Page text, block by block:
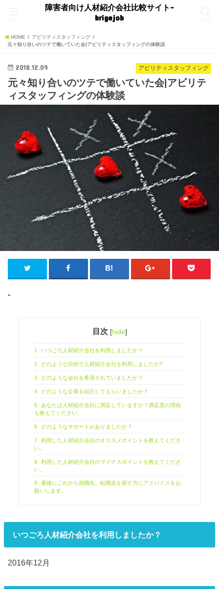
障害者向け人材紹介会社比較サイト-
brigejob
HOME
アビリティスタッフィング
元々知り合いのツテで働いていた会|アビリティスタッフィングの体験談
アビリティスタッフィング
2018.12.09
元々知り合いのツテで働いていた会|アビリテ
ィスタッフィングの体験談
“
目次 [hide]
1 いつごろ人材紹介会社を利用しましたか？
2 どのような目的で人材紹介会社を利用しましたか?
3 どのような会社を希望されていましたか？
4 どのような企業を紹介してもらいましたか？
5
あなたは人材紹介会社に満足していますか？満足度の理由
も教えてください。
6 どのようなサポートがありましたか？
7
利用した人材紹介会社のオススメポイントを教えてくださ
い。
8
利用した人材紹介会社のマイナスポイントを教えてくださ
い。
9
最後にこれから就職先、転職先を探す方にアドバイスをお
願いします。
いつごろ人材紹介会社を利用しましたか？
2016年12月